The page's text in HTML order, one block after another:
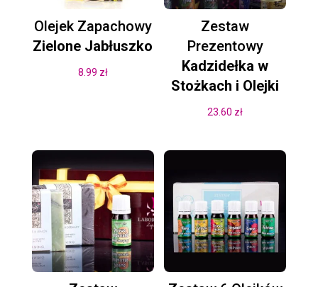
Olejek Zapachowy
Zielone Jabłuszko
8.99 zł
Zestaw
Prezentowy
Kadzidełka w
Stożkach i Olejki
23.60 zł